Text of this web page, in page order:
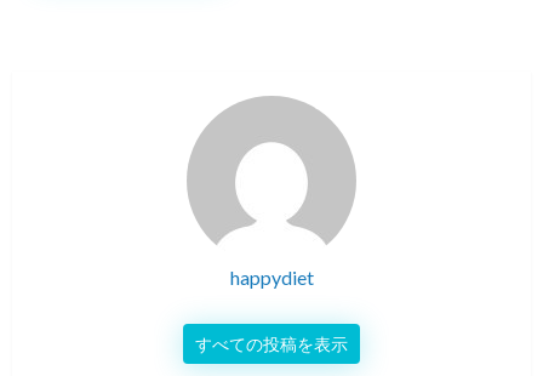
happydiet
すべての投稿を表示